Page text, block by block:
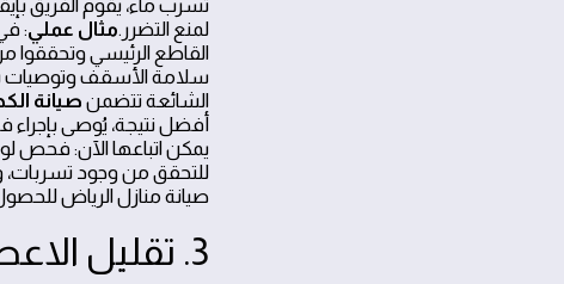
لمنع التضرر. مثال عملي:
القاطع الرئيسي وتحققوا
سلامة الأسقف وتوصيات
الشائعة تتضمن صيانة
أفضل نتيجة، يُوصى بإجراء
يمكن اتباعها الآن: فحص
للتحقق من وجود تسربات،
صيانة منازل الرياض
3. تقليل الاعطال المتوقعة عبر الصيانة الوقائية